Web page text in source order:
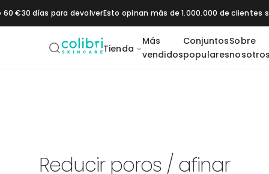
Saltar al contenido
60 €30 días para devolverEsto opinan más de 1.000.000 de
Tienda
Más
vendidos
Conjuntos
populares
Sobre
Reducir poros / afinar